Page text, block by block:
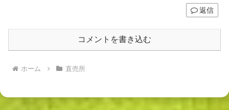
返信
コメントを書き込む
ホーム 直売所